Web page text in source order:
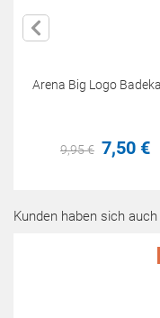
Arena Big Logo
9,95€ 7,50 €
Kunden haben sich